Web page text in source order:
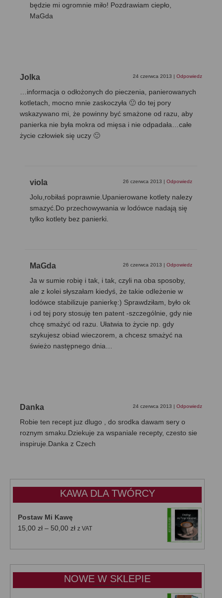
będzie mi ogromnie miło! Pozdrawiam ciepło,
MaGda
Jolka 24 czerwca 2013 | Odpowiedz
…informacja o odłożonych do pieczenia, panierowanych
kotletach, mocno mnie zaskoczyła 🙂 do tej pory
wskazywano mi, że powinny być smażone od razu, aby
panierka nie była mokra od mięsa i nie odpadała…całe
życie człowiek się uczy 🙂
viola 26 czerwca 2013 | Odpowiedz
Jolu,robiłaś poprawnie.Upanierowane kotlety nalezy
smazyć.Do przechowywania w lodówce nadają się
tylko kotlety bez panierki.
MaGda 26 czerwca 2013 | Odpowiedz
Ja w sumie robię i tak, i tak, czyli na oba sposoby,
ale z kolei słyszałam kiedyś, że takie odleżenie w
lodówce stabilizuje panierkę:) Sprawdziłam, było ok
i od tej pory stosuję ten patent -szczególnie, gdy nie
chcę smażyć od razu. Ułatwia to życie np. gdy
szykujesz obiad wieczorem, a chcesz smażyć na
świeżo następnego dnia…
Danka 24 czerwca 2013 | Odpowiedz
Robie ten recept juz dlugo , do srodka dawam sery o
roznym smaku.Dziekuje za wspaniale recepty, czesto sie
inspiruje.Danka z Czech
KAWA DLA TWÓRCY
Postaw Mi Kawę
15,00 zł – 50,00 złZakres
od
do
50,00 zł
z VAT
NOWE W SKLEPIE